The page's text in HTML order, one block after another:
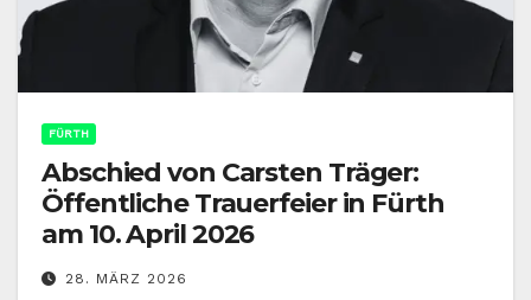
FÜRTH
Abschied von Carsten Träger:
Öffentliche Trauerfeier in Fürth
am 10. April 2026
28. MÄRZ 2026